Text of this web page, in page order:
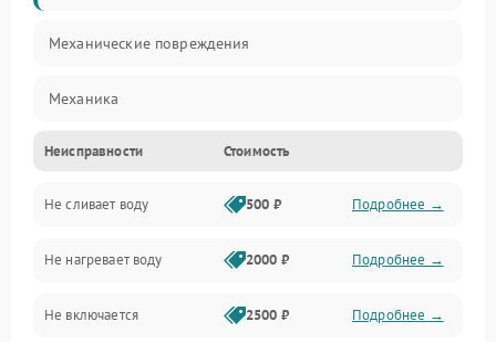
Механические повреждения
Механика
Управление
Электропитание
Датчики
Нагрев
Неисправности Стоимость
Не сливает воду 500 ₽ Подробнее →
Не нагревает воду 2000 ₽ Подробнее →
Не включается 2500 ₽ Подробнее →